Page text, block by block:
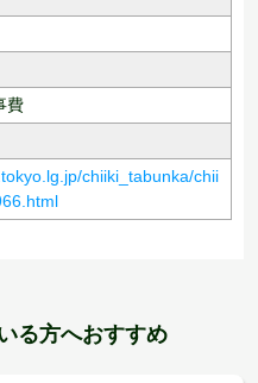
費
chiiki_tabunka/chii
る方へおすすめ